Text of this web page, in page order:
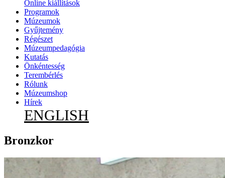
Online kiállítások
Programok
Múzeumok
Gyűjtemény
Régészet
Múzeumpedagógia
Kutatás
Önkéntesség
Terembérlés
Rólunk
Múzeumshop
Hírek
ENGLISH
Bronzkor